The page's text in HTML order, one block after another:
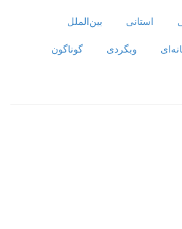
استانی بین‌الملل
وبگردی گوناگون